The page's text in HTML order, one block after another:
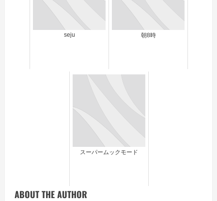
seju 朝8時
スーパームックモード
ABOUT THE AUTHOR